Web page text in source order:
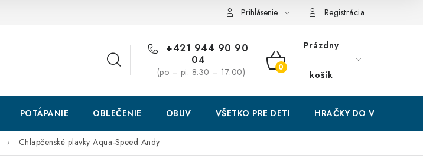
Prihlásenie Registrácia
+421 944 90 90
04
(po – pi: 8:30 – 17:00)
NÁKUPNÝ
Prázdny
košík
POTÁPANIE OBLEČENIE OBUV VŠETKO PRE DETI HRAČKY DO VODY
Chlapčenské plavky Aqua-Speed Andy